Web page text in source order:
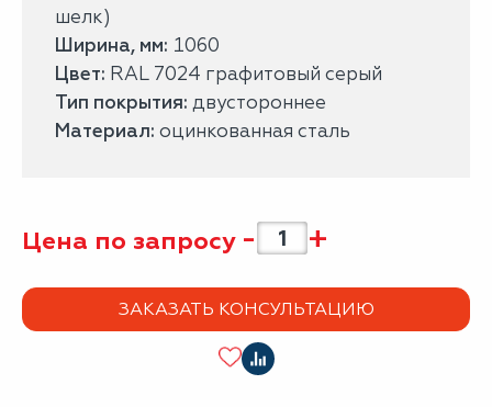
шелк)
Ширина, мм: 1060
Цвет: RAL 7024 графитовый серый
Тип покрытия: двустороннее
Материал: оцинкованная сталь
Цена по запросу - +
ЗАКАЗАТЬ КОНСУЛЬТАЦИЮ